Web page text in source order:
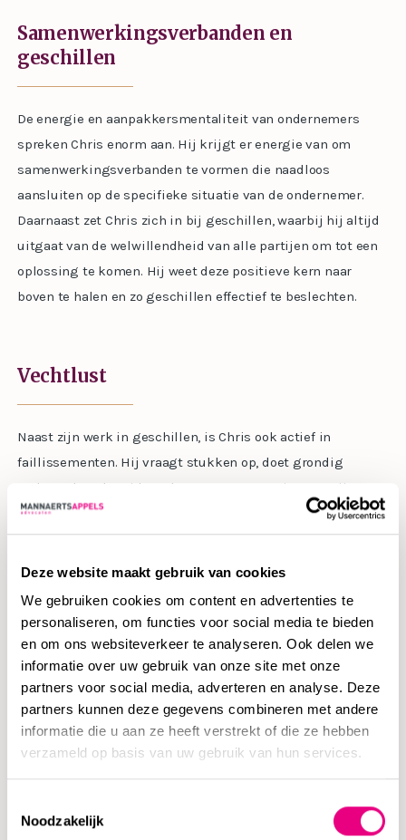
Deze website maakt gebruik van cookies
We gebruiken cookies om content en advertenties te
personaliseren, om functies voor social media te bieden
en om ons websiteverkeer te analyseren. Ook delen we
informatie over uw gebruik van onze site met onze
partners voor social media, adverteren en analyse. Deze
partners kunnen deze gegevens combineren met andere
informatie die u aan ze heeft verstrekt of die ze hebben
verzameld op basis van uw gebruik van hun services.
Noodzakelijk
Samenwerkingsverbanden en
geschillen
De energie en aanpakkersmentaliteit van ondernemers
spreken Chris enorm aan. Hij krijgt er energie van om
samenwerkingsverbanden te vormen die naadloos
aansluiten op de specifieke situatie van de ondernemer.
Daarnaast zet Chris zich in bij geschillen, waarbij hij altijd
uitgaat van de welwillendheid van alle partijen om tot een
oplossing te komen. Hij weet deze positieve kern naar
boven te halen en zo geschillen effectief te beslechten.
Vechtlust
Naast zijn werk in geschillen, is Chris ook actief in
faillissementen. Hij vraagt stukken op, doet grondig
onderzoek en bereidt gedegen argumentatie voor. Zijn
jarenlange ervaring in kickboksen komt hierbij goed van
pas. Net zoals in de ring, vormt hij strategieën en toont hij
vechtlust om de beste resultaten voor zijn cliënten te
Geen brick in the wall
Een goede dag voor Chris is wanneer hij iets moois heeft
afgeleverd, zoals een sterke argumentatie waarin hij zijn
theoretische kennis succesvol heeft toegepast in de
praktijk. Wat hem aantrok om voor MannaertsAppels
Advocaten te werken, is de mogelijkheid om vanaf dag één